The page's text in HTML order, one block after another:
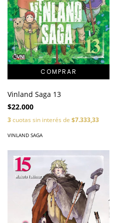
Vinland Saga 13
$22.000
3cuotas sin interés de $7.333,33
VINLAND SAGA